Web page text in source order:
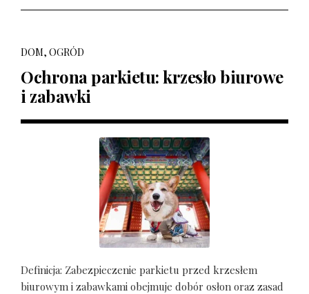
DOM, OGRÓD
Ochrona parkietu: krzesło biurowe
i zabawki
Definicja: Zabezpieczenie parkietu przed krzesłem
biurowym i zabawkami obejmuje dobór osłon oraz zasad